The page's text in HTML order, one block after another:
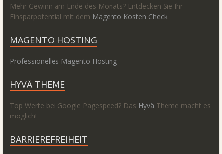
Mehr Gewinn am Ende des Monats? Entdecken Sie Ihr
Einsparpotential mit dem Magento Kosten Check.
MAGENTO HOSTING
Professionelles Magento Hosting
HYVÄ THEME
Top Werte bei Google Pagespeed? Das Hyvä Theme macht es
möglich!
BARRIEREFREIHEIT